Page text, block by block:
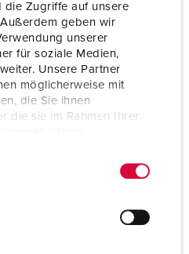
die Zugriffe auf unsere
geben wir
unserer
für soziale Medien,
Unsere Partner
möglicherweise mit
die Sie ihnen
die sie im Rahmen Ihrer
1800 g
EAC
B